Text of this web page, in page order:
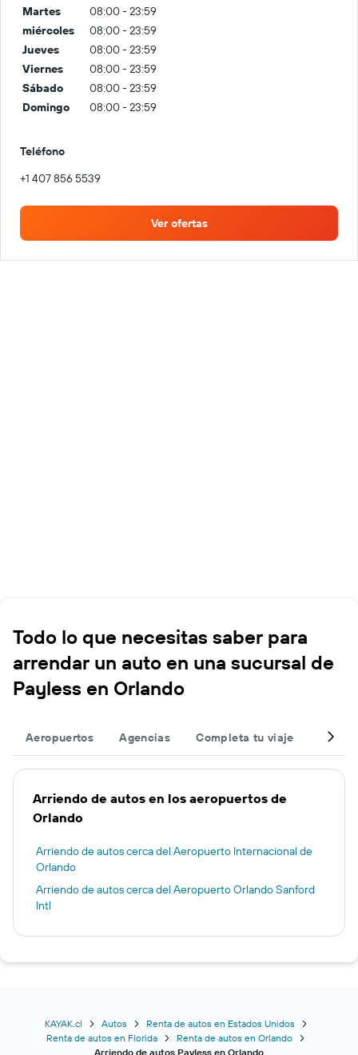
Martes
08:00 - 23:59
miércoles
08:00 - 23:59
Jueves
08:00 - 23:59
Viernes
08:00 - 23:59
Sábado
08:00 - 23:59
Domingo
08:00 - 23:59
Teléfono
+1 407 856 5539
Ver ofertas
Todo lo que necesitas saber para
arrendar un auto en una sucursal de
Payless en Orlando
Aeropuertos Agencias Completa tu viaje Otros
Arriendo de autos en los aeropuertos de
Orlando
Arriendo de autos cerca del Aeropuerto Internacional de
Orlando
Arriendo de autos cerca del Aeropuerto Orlando Sanford
Intl
KAYAK.cl Autos
Renta de autos en Estados Unidos
Renta de autos en Florida
Renta de autos en Orlando
Arriendo de autos Payless en Orlando